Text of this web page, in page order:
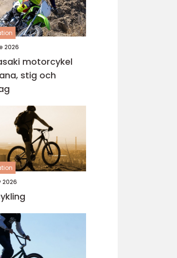
2026
motorcykel
stig och
2026